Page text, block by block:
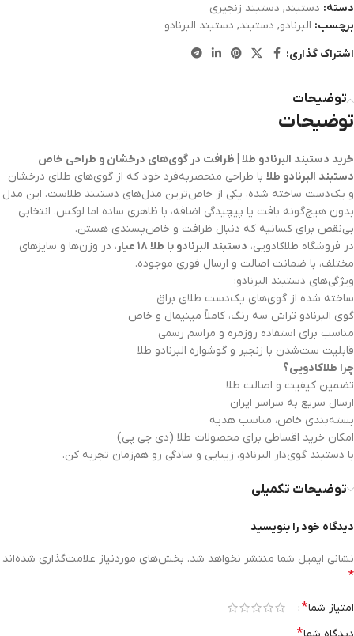
دسته: دستبند, دستبند زنجیری
برچسب: البرنادو, دستبند, دستبند البرنادو
اشتراک گذاری:
توضیحات
توضیحات
خرید دستبند البرنادو طلا | ظرافت در گوی‌های درخشان و طراحی خاص
دستبند البرنادو طلا با طراحی منحصربه‌فرد خود که از گوی‌های طلای درخشان
و یک‌دست ساخته شده، یکی از خاص‌ترین مدل‌های دستبند طلاست. این مدل
بدون هیچ‌گونه بافت یا پیچیدگی اضافه، با ظاهری ساده اما لوکس، انتخابی
بی‌نقص برای کسانیه که دنبال ظرافت و خاص‌پسندی هستن.
در فروشگاه طلاکادویی، دستبند البرنادو با طلا ۱۸ عیار
، در وزن‌ها و سایزهای
مختلف، با ضمانت اصالت و ارسال فوری موجوده.
ویژگی‌های دستبند البرنادو:
ساخته شده از گوی‌های یک‌دست طلای براق
گوی البرنادو تراش سه رنگ، کاملاً مینیمال و خاص
مناسب برای استفاده روزمره و مراسم رسمی
قابلیت ست‌شدن با زنجیر و گوشواره البرنادو طلا
چرا طلاکادویی؟
تضمین کیفیت و اصالت طلا
ارسال سریع به سراسر ایران
بسته‌بندی خاص، مناسب هدیه
امکان خرید اقساطی برای محصولات طلا (دی جی پی)
با دستبند گوی‌دار البرنادو، زیبایی و سادگی رو هم‌زمان تجربه کن.
توضیحات تکمیلی
دیدگاه خود را بنویسید
نشانی ایمیل شما منتشر نخواهد شد. بخش‌های موردنیاز علامت‌گذاری شده‌اند
*
امتیاز شما*